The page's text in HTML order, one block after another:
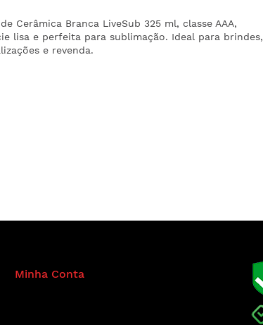
Cerâmica Branca LiveSub 325 ml, classe AAA,
lisa e perfeita para sublimação. Ideal para brindes,
e revenda.
Minha Conta